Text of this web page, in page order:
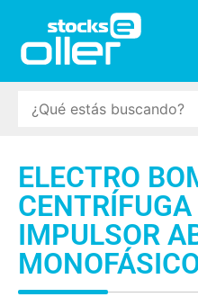
ELECTRO
IMPULSOR